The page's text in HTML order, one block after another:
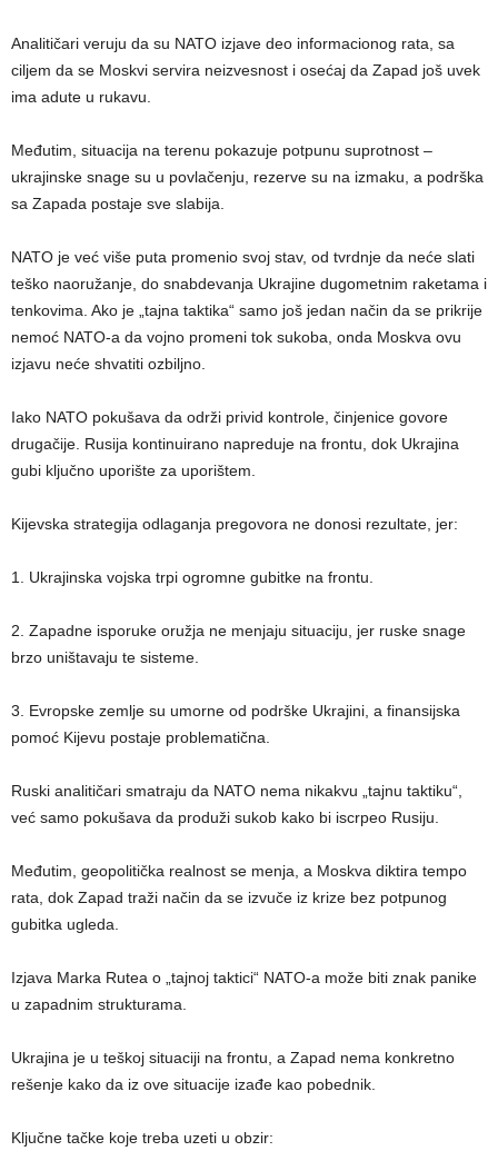
Analitičari veruju da su NATO izjave deo informacionog rata, sa
ciljem da se Moskvi servira neizvesnost i osećaj da Zapad još uvek
ima adute u rukavu.
Međutim, situacija na terenu pokazuje potpunu suprotnost –
ukrajinske snage su u povlačenju, rezerve su na izmaku, a podrška
sa Zapada postaje sve slabija.
NATO je već više puta promenio svoj stav, od tvrdnje da neće slati
teško naoružanje, do snabdevanja Ukrajine dugometnim raketama i
tenkovima. Ako je „tajna taktika“ samo još jedan način da se prikrije
nemoć NATO-a da vojno promeni tok sukoba, onda Moskva ovu
izjavu neće shvatiti ozbiljno.
Iako NATO pokušava da održi privid kontrole, činjenice govore
drugačije. Rusija kontinuirano napreduje na frontu, dok Ukrajina
gubi ključno uporište za uporištem.
Kijevska strategija odlaganja pregovora ne donosi rezultate, jer:
1. Ukrajinska vojska trpi ogromne gubitke na frontu.
2. Zapadne isporuke oružja ne menjaju situaciju, jer ruske snage
brzo uništavaju te sisteme.
3. Evropske zemlje su umorne od podrške Ukrajini, a finansijska
pomoć Kijevu postaje problematična.
Ruski analitičari smatraju da NATO nema nikakvu „tajnu taktiku“,
već samo pokušava da produži sukob kako bi iscrpeo Rusiju.
Međutim, geopolitička realnost se menja, a Moskva diktira tempo
rata, dok Zapad traži način da se izvuče iz krize bez potpunog
gubitka ugleda.
Izjava Marka Rutea o „tajnoj taktici“ NATO-a može biti znak panike
u zapadnim strukturama.
Ukrajina je u teškoj situaciji na frontu, a Zapad nema konkretno
rešenje kako da iz ove situacije izađe kao pobednik.
Ključne tačke koje treba uzeti u obzir: